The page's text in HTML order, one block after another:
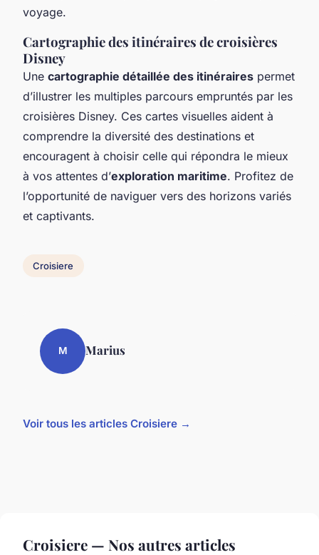
voyage.
Cartographie des itinéraires de croisières
Disney
Une cartographie détaillée des itinéraires permet
d’illustrer les multiples parcours empruntés par les
croisières Disney. Ces cartes visuelles aident à
comprendre la diversité des destinations et
encouragent à choisir celle qui répondra le mieux
à vos attentes d’exploration maritime. Profitez de
l’opportunité de naviguer vers des horizons variés
et captivants.
Croisiere
M Marius
Voir tous les articles Croisiere →
Croisiere — Nos autres articles